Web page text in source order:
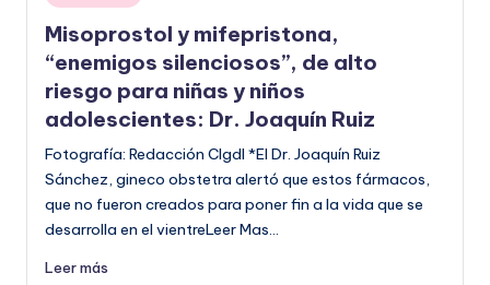
o
r
m
a
ti
v
a
en
Misoprostol y mifepristona,
“enemigos silenciosos”, de alto
riesgo para niñas y niños
adolescientes: Dr. Joaquín Ruiz
Fotografía: Redacción CIgdl *El Dr. Joaquín Ruiz
Sánchez, gineco obstetra alertó que estos fármacos,
que no fueron creados para poner fin a la vida que se
desarrolla en el vientreLeer Mas…
Leer más